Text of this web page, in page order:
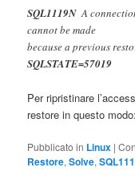
SQL1119N A
cannot be made
because a previous
SQLSTATE=57019
Per ripristinare
restore in questo
Pubblicato in Linux |
Restore,Solve,